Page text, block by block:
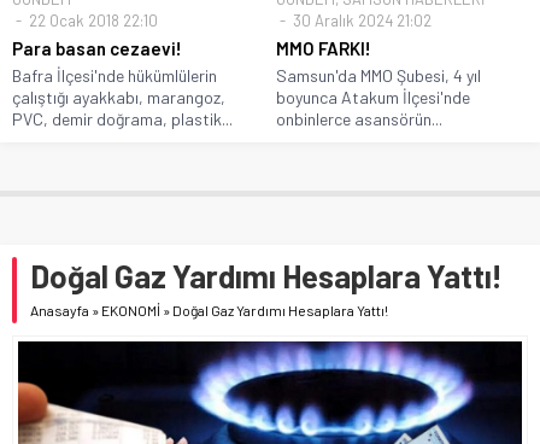
22 Ocak 2018 22:10
Para basan cezaevi!
Bafra İlçesi'nde hükümlülerin
çalıştığı ayakkabı, marangoz,
PVC, demir doğrama, plastik...
30 Aralık 2024 21:02
MMO FARKI!
Samsun'da MMO Şubesi, 4 yıl
boyunca Atakum İlçesi'nde
onbinlerce asansörün...
Doğal Gaz Yardımı Hesaplara Yattı!
Anasayfa » EKONOMİ » Doğal Gaz Yardımı Hesaplara Yattı!